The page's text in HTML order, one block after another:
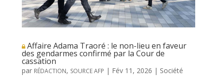
Affaire Adama Traoré : le non-lieu en faveur
des gendarmes confirmé par la Cour de
cassation
par RÉDACTION, SOURCE AFP | Fév 11, 2026 | Société